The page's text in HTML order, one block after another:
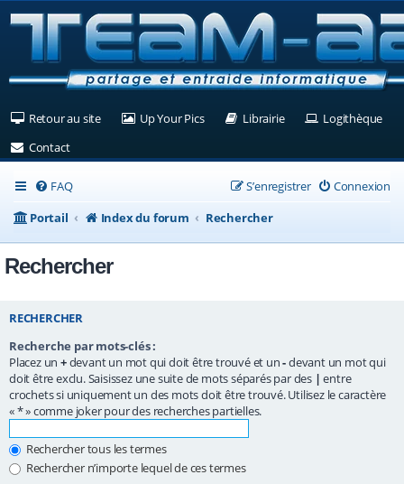
Retour au site(Ouvre un nouvel onglet)
Up Your Pics(Ouvre un nouvel onglet)
Librairie(Ouvre un nouvel
Logithèque
Contact(Ouvre un nouvel onglet)
FAQ Connexion
S’enregistrer
Portail
Index du forum Rechercher
Rechercher
RECHERCHER
Recherche par mots-clés :
Placez un +devant un mot qui doit être trouvé et un-devant un mot qui
doit être exclu. Saisissez une suite de mots séparés par des | entre
crochets si uniquement un des mots doit être trouvé. Utilisez le caractère
« * » comme joker pour des recherches partielles.
Rechercher tous les termes
Rechercher n’importe lequel de ces termes